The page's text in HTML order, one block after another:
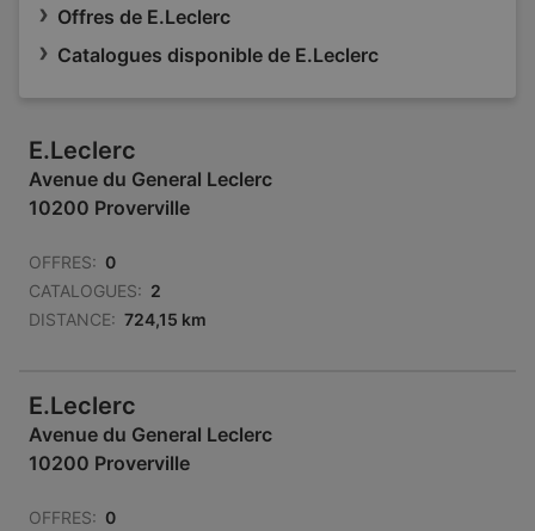
Offres de E.Leclerc
Catalogues disponible de E.Leclerc
E.Leclerc
Avenue du General Leclerc
10200 Proverville
OFFRES: 0
CATALOGUES: 2
DISTANCE: 724,15 km
E.Leclerc
Avenue du General Leclerc
10200 Proverville
OFFRES: 0